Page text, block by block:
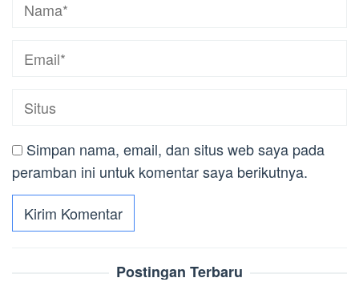
Simpan nama, email, dan situs web saya pada
peramban ini untuk komentar saya berikutnya.
Postingan Terbaru